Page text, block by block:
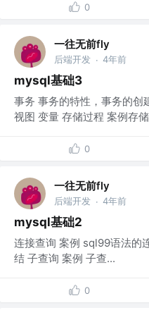
0
一往无前fly
后端开发 · 4年前
mysql基础3
事务 事务的特性，事务的创
视图 变量 存储过程 案例存
0
一往无前fly
后端开发 · 4年前
mysql基础2
连接查询 案例 sql99语法的
结 子查询 案例 子查...
0